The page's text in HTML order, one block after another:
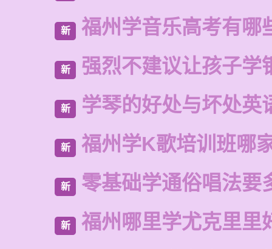
新 福州学音乐高考有哪
新 强烈不建议让孩子学
新 学琴的好处与坏处英
新 福州学K歌培训班哪
新 零基础学通俗唱法要
新 福州哪里学尤克里里